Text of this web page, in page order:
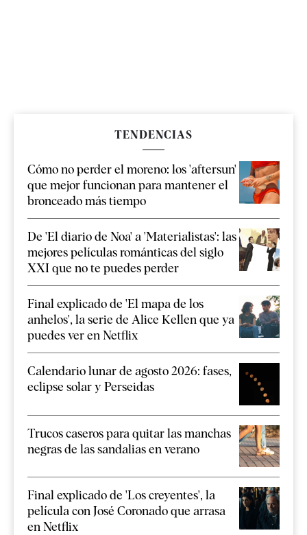
TENDENCIAS
Cómo no perder el moreno: los 'aftersun'
que mejor funcionan para mantener el
bronceado más tiempo
De 'El diario de Noa' a 'Materialistas': las
mejores películas románticas del siglo
XXI que no te puedes perder
Final explicado de 'El mapa de los
anhelos', la serie de Alice Kellen que ya
puedes ver en Netflix
Calendario lunar de agosto 2026: fases,
eclipse solar y Perseidas
Trucos caseros para quitar las manchas
negras de las sandalias en verano
Final explicado de 'Los creyentes', la
película con José Coronado que arrasa
en Netflix